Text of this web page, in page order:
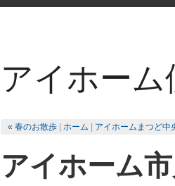
アイホー
« 春のお散歩 ホーム アイホームまつど
アイホーム